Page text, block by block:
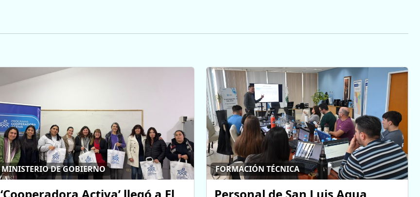
MINISTERIO DE GOBIERNO
‘Cooperadora Activa’ llegó a El
FORMACIÓN TÉCNICA
Personal de San Luis Agua